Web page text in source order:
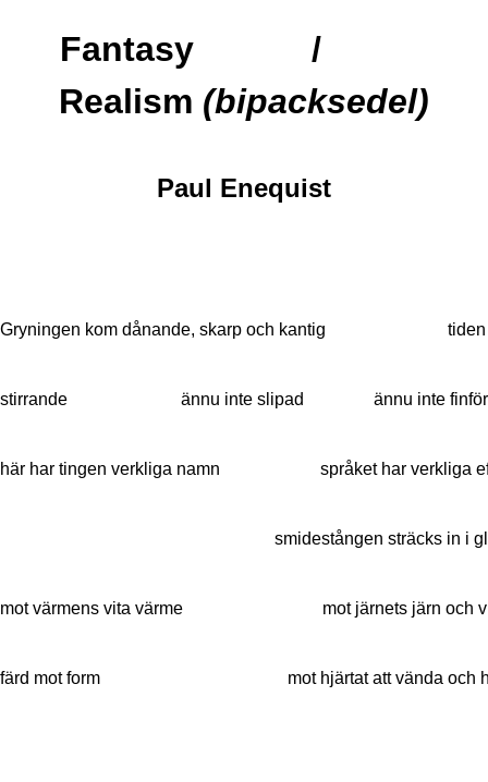
Fantasy /
Realism (bipacksedel)
Paul Enequist
Gryningen kom dånande, skarp och kantig tiden
stirrande ännu inte slipad ännu inte
här har tingen verkliga namn språket har verkliga
smidestången sträcks in i
mot värmens vita värme mot järnets järn och
färd mot form mot hjärtat att vända och